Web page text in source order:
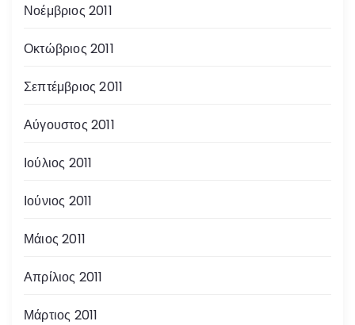
Νοέμβριος 2011
Οκτώβριος 2011
Σεπτέμβριος 2011
Αύγουστος 2011
Ιούλιος 2011
Ιούνιος 2011
Μάιος 2011
Απρίλιος 2011
Μάρτιος 2011